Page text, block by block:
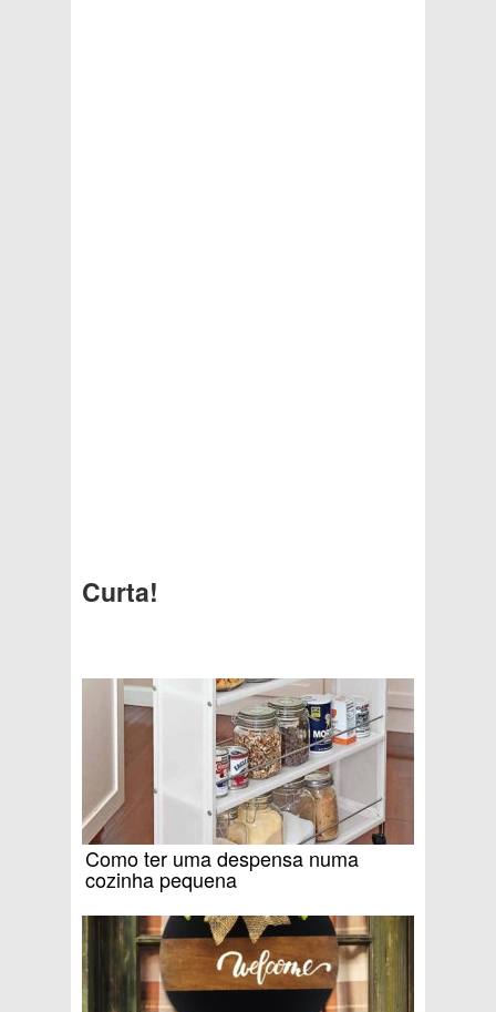
Curta!
Como ter uma despensa numa
cozinha pequena